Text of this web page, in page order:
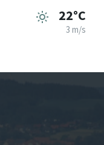
22°C
3 m/s